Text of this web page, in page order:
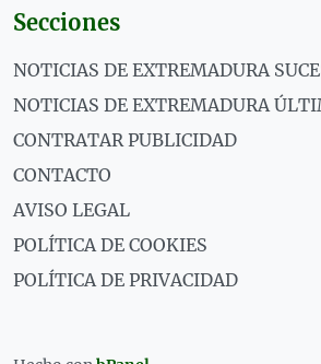
Secciones
NOTICIAS DE EXTREMADURA
NOTICIAS DE EXTREMADURA
CONTRATAR PUBLICIDAD
CONTACTO
AVISO LEGAL
POLÍTICA DE COOKIES
POLÍTICA DE PRIVACIDAD